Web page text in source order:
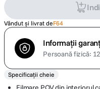
Vândut și livrat deF64
Informații
Persoană fizică:
Specificații cheie